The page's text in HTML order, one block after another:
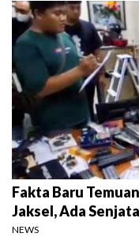
Fakta Baru
Jaksel, Ada
NEWS